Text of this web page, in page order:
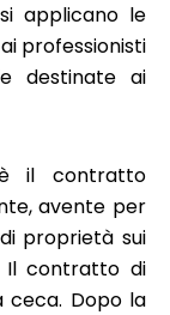
applicano le
professionisti
destinate ai
il contratto
avente per
proprietà sui
Il contratto di
ceca. Dopo la